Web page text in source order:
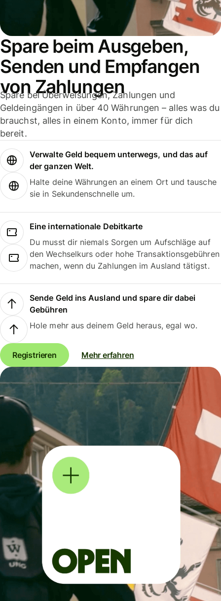
Spare beim Ausgeben,
Senden und Empfangen
von Zahlungen
Spare bei Überweisungen, Zahlungen und
Geldeingängen in über 40 Währungen – alles was du
brauchst, alles in einem Konto, immer für dich
bereit.
Verwalte Geld bequem unterwegs, und das auf
der ganzen Welt.
Halte deine Währungen an einem Ort und tausche
sie in Sekundenschnelle um.
Eine internationale Debitkarte
Du musst dir niemals Sorgen um Aufschläge auf
den Wechselkurs oder hohe Transaktionsgebühren
machen, wenn du Zahlungen im Ausland tätigst.
Sende Geld ins Ausland und spare dir dabei
Gebühren
Hole mehr aus deinem Geld heraus, egal wo.
Registrieren Mehr erfahren